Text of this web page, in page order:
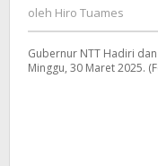
oleh Hiro Tuames
Gubernur NTT Hadiri
Minggu, 30 Maret 2025.